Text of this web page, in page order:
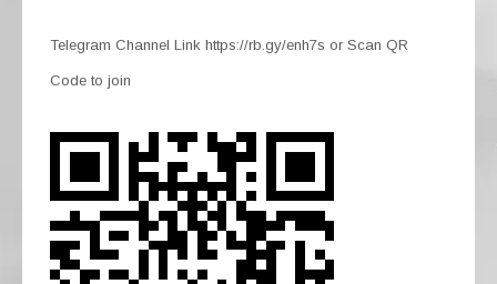
Telegram Channel Link https://rb.gy/enh7s or Scan QR
Code to join